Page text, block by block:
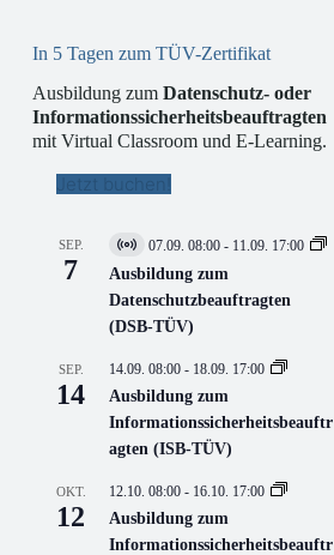
In 5 Tagen zum TÜV-Zertifikat
Ausbildung zumDatenschutz- oder
Informationssicherheitsbeauftragten
mit Virtual Classroom und E-Learning.
Jetzt buchen!
SEP.
7
V
i
t
u
l
V
e
r
n
s
t
a
07.09. 08:00 - 11.09. 17:00
Ausbildung zum
Datenschutzbeauftragten
(DSB-TÜV)
SEP.
14
14.09. 08:00 - 18.09. 17:00
Ausbildung zum
Informationssicherheitsbeauftr
agten (ISB-TÜV)
OKT.
12
12.10. 08:00 - 16.10. 17:00
Ausbildung zum
Informationssicherheitsbeauftr